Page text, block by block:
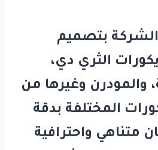
بتصميم
الثري دي،
والمودرن وغيرها من
المختلفة بدقة
متناهي واحترافية